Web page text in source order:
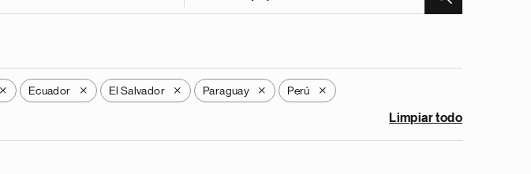
X Ecuador X El Salvador X Paraguay X Perú X
Limpiar todo